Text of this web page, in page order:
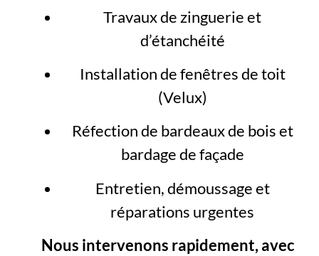
Travaux de zinguerie et
d’étanchéité
Installation de fenêtres de toit
(Velux)
Réfection de bardeaux de bois et
bardage de façade
Entretien, démoussage et
réparations urgentes
Nous intervenons rapidement, avec